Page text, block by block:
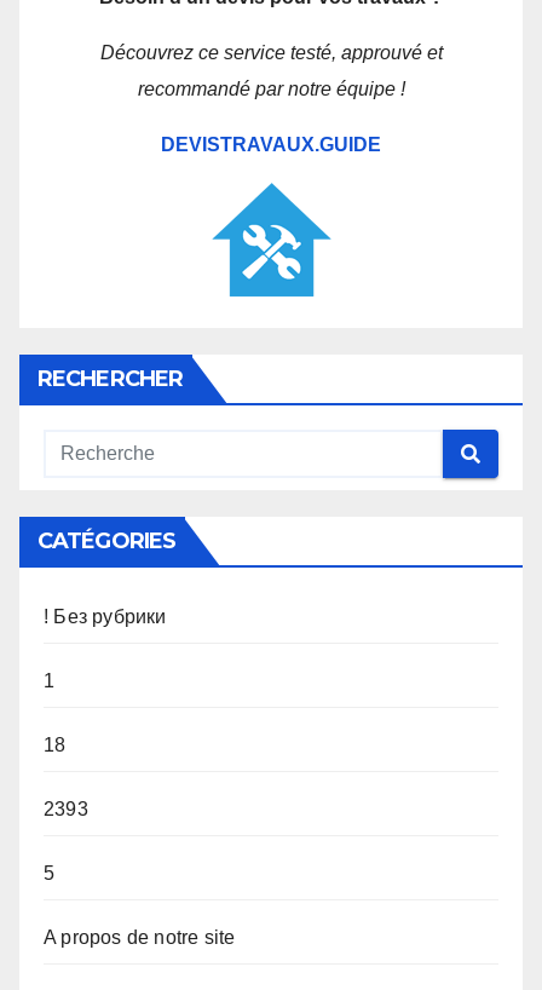
Découvrez ce service testé, approuvé et
recommandé par notre équipe !
DEVISTRAVAUX.GUIDE
RECHERCHER
CATÉGORIES
! Без рубрики
1
18
2393
5
A propos de notre site